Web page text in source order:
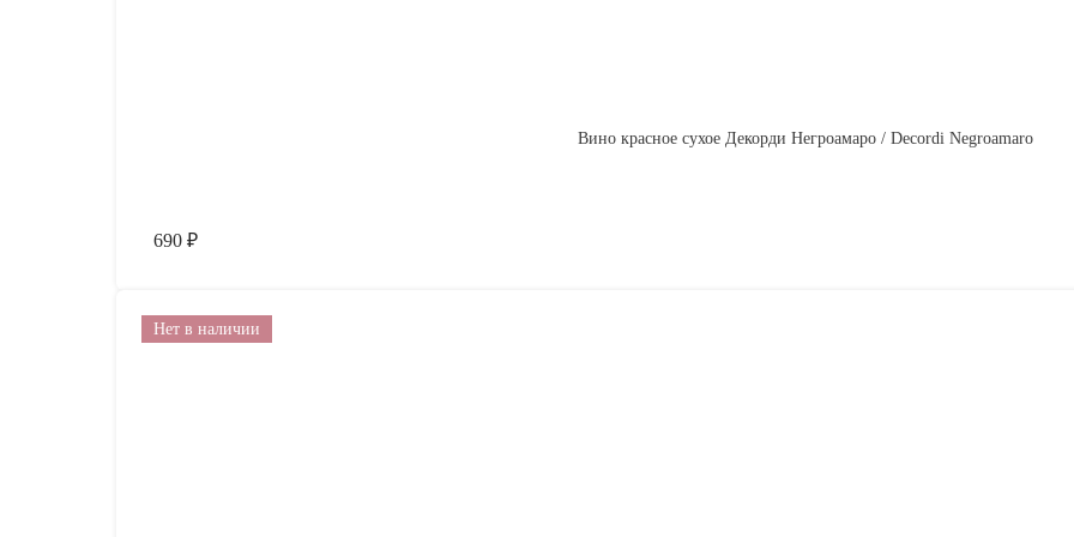
Вино красное сухое Декорди Негроамаро / Decordi Negroamaro
690 ₽
Нет в наличии